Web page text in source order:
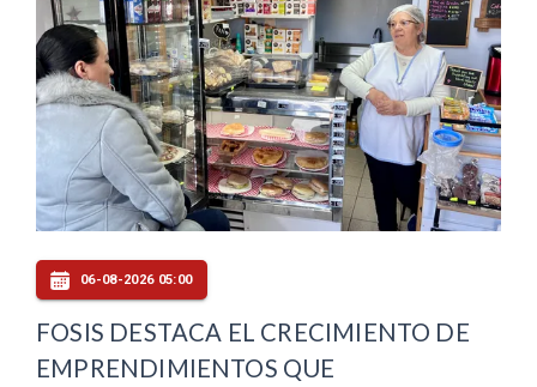
06-08-2026 05:00
FOSIS DESTACA EL CRECIMIENTO DE
EMPRENDIMIENTOS QUE